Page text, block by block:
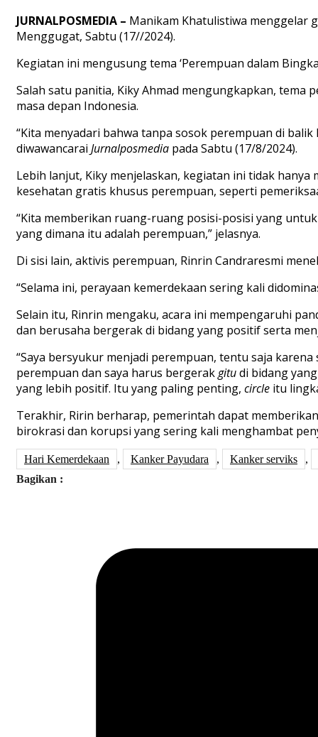
JURNALPOSMEDIA – Manikam Khatulistiwa menggelar
Menggugat, Sabtu (17//2024).
Kegiatan ini mengusung tema ‘Perempuan dalam
Salah satu panitia, Kiky Ahmad mengungkapkan, tema
masa depan Indonesia.
“Kita menyadari bahwa tanpa sosok perempuan di
diwawancarai Jurnalposmedia pada Sabtu (17/8/2024).
Lebih lanjut, Kiky menjelaskan, kegiatan ini tidak
kesehatan gratis khusus perempuan, seperti
“Kita memberikan ruang-ruang posisi-posisi yang
yang dimana itu adalah perempuan,” jelasnya.
Di sisi lain, aktivis perempuan, Rinrin Candraresmi
“Selama ini, perayaan kemerdekaan sering kali
Selain itu, Rinrin mengaku, acara ini mempengaruhi
dan berusaha bergerak di bidang yang positif serta
“Saya bersyukur menjadi perempuan, tentu saja
perempuan dan saya harus bergerakgitudi bidang
yang lebih positif. Itu yang paling penting, circle itu
Terakhir, Ririn berharap, pemerintah dapat
birokrasi dan korupsi yang sering kali menghambat
Hari Kemerdekaan , Kanker Payudara , Kanker serviks
,
Bagikan :